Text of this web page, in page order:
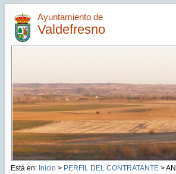
Ayuntamiento de
Valdefresno
Está en: Inicio > PERFIL DEL CONTRATANTE>